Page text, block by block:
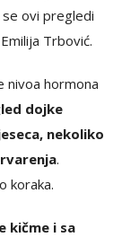
ovi pregledi
Trbović.
nivoa hormona
dojke
nekoliko
.
koraka.
kičme i sa